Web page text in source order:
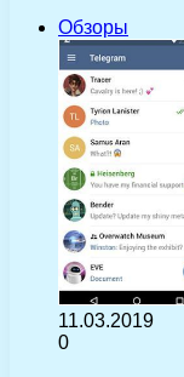
Обзоры
11.03.2019
0